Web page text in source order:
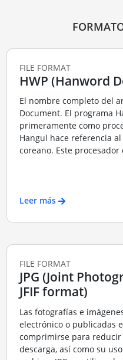
FILE FORMAT
HWP (Hanword
El nombre completo del
Document. El programa
primeramente como
Hangul hace referencia
coreano. Este
Leer más
FILE FORMAT
JPG (Joint
JFIF format)
Las fotografías e
electrónico o publicadas
comprimirse para
descarga, así como su